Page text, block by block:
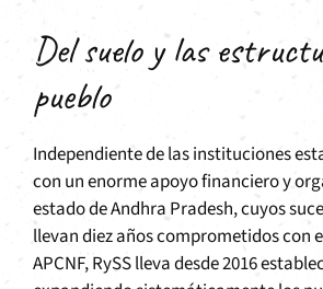
Del suelo y las
pueblo
Independiente de las instituciones
con un enorme apoyo financiero y
estado de Andhra Pradesh, cuyos
llevan diez años comprometidos con
APCNF, RySS lleva desde 2016